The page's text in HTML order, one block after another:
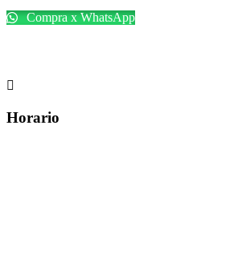
Compra x WhatsApp

Horario